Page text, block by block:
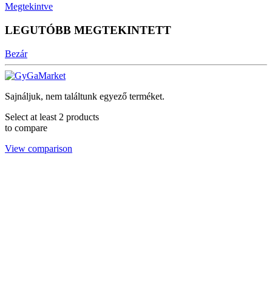
Megtekintve
LEGUTÓBB MEGTEKINTETT
Bezár
Sajnáljuk, nem találtunk egyező terméket.
Select at least 2 products
to compare
View comparison